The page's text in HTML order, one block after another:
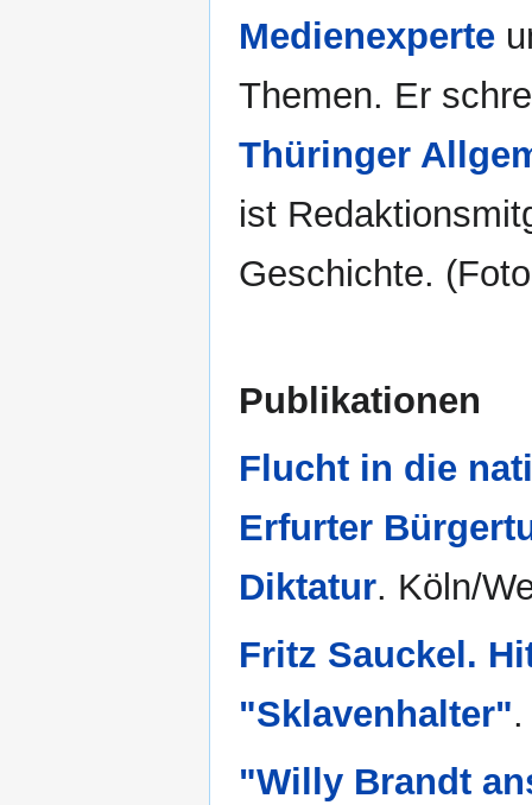
Medienexperte
Themen. Er
Thüringer
ist
Geschichte.
Publikationen
Flucht in die
Erfurter
Diktatur. Köln/
Fritz Sauckel.
"Sklavenhalter"
"Willy Brandt